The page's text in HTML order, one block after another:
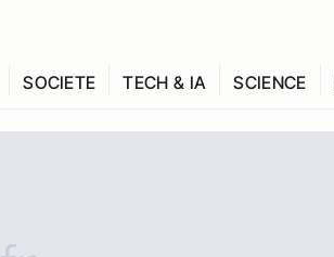
SOCIETE TECH & IA SCIENCE